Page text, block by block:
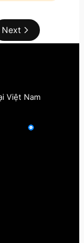
Next
Việt Nam